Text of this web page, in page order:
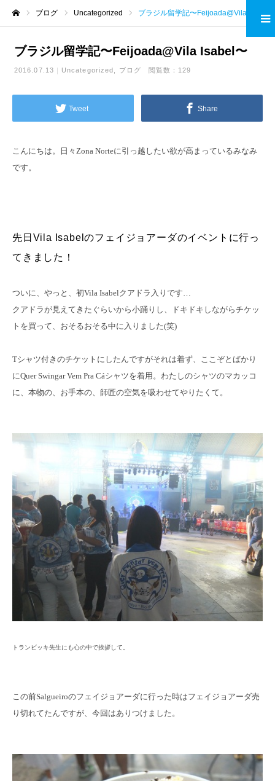
ブログ Uncategorized ブラジル留学記〜Feijoada@Vila Isabel〜
ブラジル留学記〜Feijoada@Vila Isabel〜
2016.07.13 Uncategorized ブログ 閲覧数：129
Tweet Share
こんにちは。日々Zona Norteに引っ越したい欲が高まっているみなみ
です。
先日Vila Isabelのフェイジョアーダのイベントに行っ
てきました！
ついに、やっと、初Vila Isabelクアドラ入りです…
クアドラが見えてきたぐらいから小踊りし、ドキドキしながらチケッ
トを買って、おそるおそる中に入りました(笑)
Tシャツ付きのチケットにしたんですがそれは着ず、ここぞとばかり
にQuer Swingar Vem Pra Cáシャツを着用。わたしのシャツのマカッコ
に、本物の、お手本の、師匠の空気を吸わせてやりたくて。
トランビッキ先生にも心の中で挨拶して。
この前Salgueiroのフェイジョアーダに行った時はフェイジョアーダ売
り切れてたんですが、今回はありつけました。